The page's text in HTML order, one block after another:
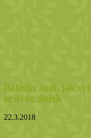
Babičky radí, jak
ze dvou složek
22.3.2018